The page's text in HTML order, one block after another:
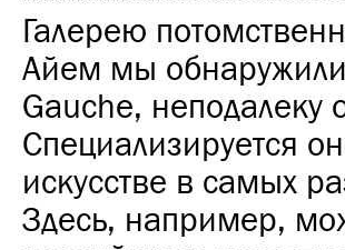
Галерею
Айем мы
Gauche, неподалеку
Специализируется
искусстве в самых
Здесь, например,